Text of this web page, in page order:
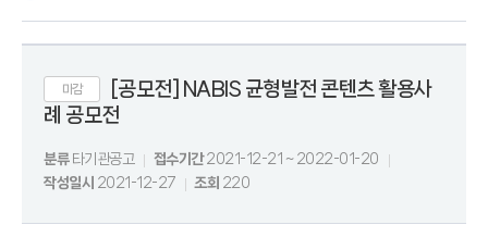
마감
[공모전] NABIS 균형발전 콘텐츠 활용사
례 공모전
분류타기관공고 접수기간2021-12-21 ~ 2022-01-20
작성일시 2021-12-27 조회 220